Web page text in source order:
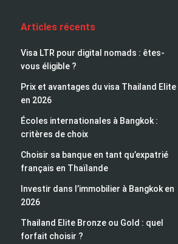
Articles récents
Visa LTR pour digital nomads : êtes-
vous éligible ?
Prix et avantages du visa Thailand Elite
en 2026
Écoles internationales à Bangkok :
critères de choix
Choisir sa banque en tant qu’expatrié
français en Thaïlande
Investir dans l’immobilier à Bangkok en
2026
Thailand Elite Bronze ou Gold : quel
forfait choisir ?